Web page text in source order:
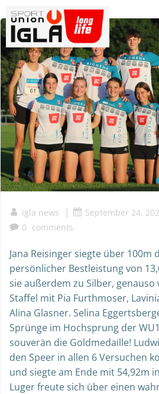
to
igla news | September 24,
0 comments
Jana Reisinger siegte über 100m
persönlicher Bestleistung von
sie außerdem zu Silber, genauso
Staffel mit Pia Furthmoser,
Alina Glasner. Selina
Sprünge im Hochsprung der
souverän die Goldmedaille!
den Speer in allen 6 Versuchen
und siegte am Ende mit 54,92m
Luger freute sich über einen